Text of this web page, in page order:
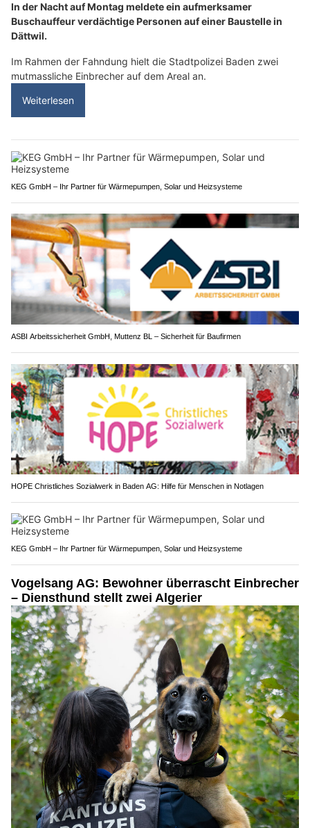
In der Nacht auf Montag meldete ein aufmerksamer
Buschauffeur verdächtige Personen auf einer Baustelle in
Dättwil.
Im Rahmen der Fahndung hielt die Stadtpolizei Baden zwei
mutmassliche Einbrecher auf dem Areal an.
Weiterlesen
KEG GmbH – Ihr Partner für Wärmepumpen, Solar und Heizsysteme
ASBI Arbeitssicherheit GmbH, Muttenz BL – Sicherheit für Baufirmen
HOPE Christliches Sozialwerk in Baden AG: Hilfe für Menschen in Notlagen
KEG GmbH – Ihr Partner für Wärmepumpen, Solar und Heizsysteme
Vogelsang AG: Bewohner überrascht Einbrecher
– Diensthund stellt zwei Algerier